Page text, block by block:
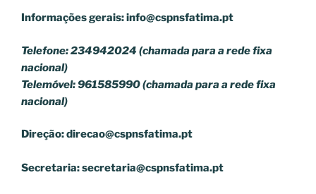
Informações gerais:info@cspnsfatima.pt
Telefone: 234942024 (chamada para a rede fixa
nacional)
Telemóvel: 961585990 (chamada para a rede fixa
nacional)
Direção:direcao@cspnsfatima.pt
Secretaria:secretaria@cspnsfatima.pt